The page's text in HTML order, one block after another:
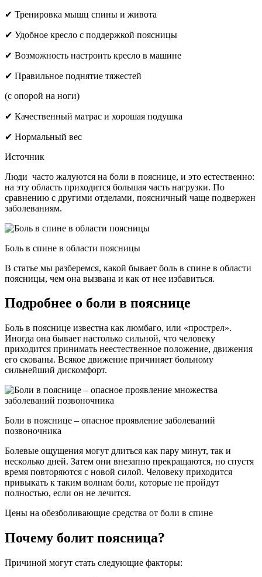
✔ Тренировка мышц спины и живота
✔ Удобное кресло с поддержкой поясницы
✔ Возможность настроить кресло в машине
✔ Правильное поднятие тяжестей
(с опорой на ноги)
✔ Качественный матрас и хорошая подушка
✔ Нормальный вес
Источник
Люди часто жалуются на боли в пояснице, и это естественно:
на эту область приходится большая часть нагрузки. По
сравнению с другими отделами, поясничный чаще подвержен
заболеваниям.
Боль в спине в области поясницы
В статье мы разберемся, какой бывает боль в спине в области
поясницы, чем она вызвана и как от нее избавиться.
Подробнее о боли в пояснице
Боль в пояснице известна как люмбаго, или «прострел».
Иногда она бывает настолько сильной, что человеку
приходится принимать неестественное положение, движения
его скованы. Всякое движение причиняет больному
сильнейший дискомфорт.
Боли в пояснице – опасное проявление заболеваний
позвоночника
Болевые ощущения могут длиться как пару минут, так и
несколько дней. Затем они внезапно прекращаются, но спустя
время повторяются с новой силой. Человеку приходится
привыкать к таким волнам боли, которые не пройдут
полностью, если он не лечится.
Цены на обезболивающие средства от боли в спине
Почему болит поясница?
Причиной могут стать следующие факторы: